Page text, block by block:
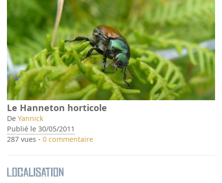
Le Hanneton horticole
DeYannick
Publié le 30/05/2011
287 vues -0 commentaire
Localisation